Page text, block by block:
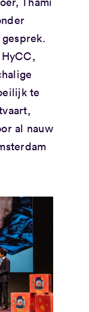
te
al nauw